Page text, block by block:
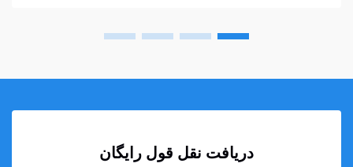
دریافت نقل قول رایگان